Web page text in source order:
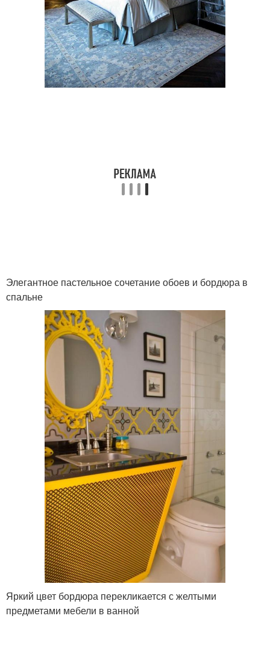
Элегантное пастельное сочетание обоев и бордюра в
спальне
Яркий цвет бордюра перекликается с желтыми
предметами мебели в ванной